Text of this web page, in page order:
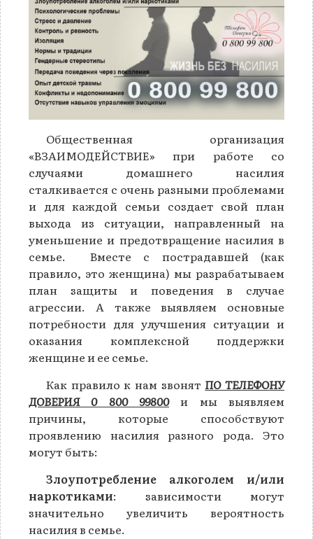
Общественная организация
«ВЗАИМОДЕЙСТВИЕ» при работе со
случаями домашнего насилия
сталкивается с очень разными проблемами
и для каждой семьи создает свой план
выхода из ситуации, направленный на
уменьшение и предотвращение насилия в
семье. Вместе с пострадавшей (как
правило, это женщина) мы разрабатываем
план защиты и поведения в случае
агрессии. А также выявляем основные
потребности для улучшения ситуации и
оказания комплексной поддержки
женщине и ее семье.
Как правило к нам звонятПО ТЕЛЕФОНУ
ДОВЕРИЯ 0 800 99800и мы выявляем
причины, которые способствуют
проявлению насилия разного рода. Это
могут быть:
Злоупотребление алкоголем и/или
наркотиками: зависимости могут
значительно увеличить вероятность
насилия в семье.